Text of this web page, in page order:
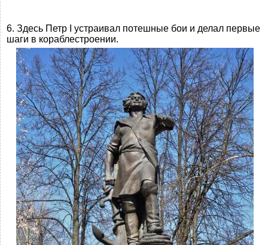
6. Здесь Петр I устраивал потешные бои и делал первые
шаги в кораблестроении.